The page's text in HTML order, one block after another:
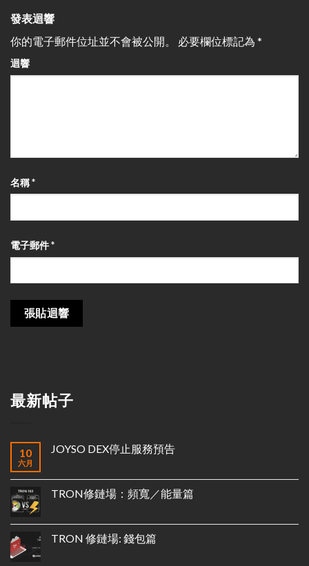
發表迴響
你的電子郵件位址並不會被公開。
必要欄位標記為 *
迴響
名稱*
電子郵件*
最新帖子
10
六月
JOYSO DEX停止服務預告
TRON修鏈場：頻寬／能量篇
TRON 修鏈場: 錢包篇